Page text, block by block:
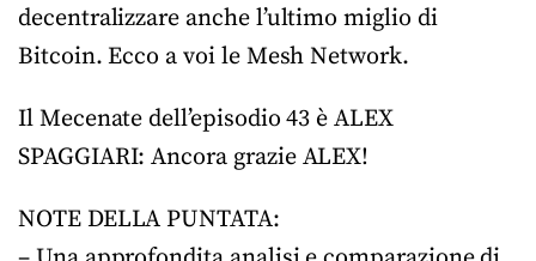
decentralizzare anche l’ultimo miglio di
Bitcoin. Ecco a voi le Mesh Network.
Il Mecenate dell’episodio 43 è ALEX
SPAGGIARI: Ancora grazie ALEX!
NOTE DELLA PUNTATA: